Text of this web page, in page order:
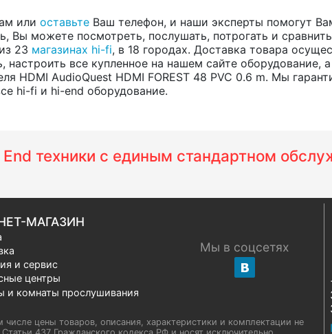
или оставьте Ваш телефон, и наши эксперты помогут
Вы можете посмотреть, послушать, потрогать и
23 магазинах hi-fi, в 18 городах. Доставка товара
все купленное на нашем сайте оборудование,
HDMI AudioQuest HDMI FOREST 48 PVC 0.6 m. Мы
hi-fi и hi-end оборудование.
техники с единым стандартном
МАГАЗИН
и сервис
центры
и комнаты прослушивания
Мы в соцсетях
цены товаров, описания, характеристики и комплектации не